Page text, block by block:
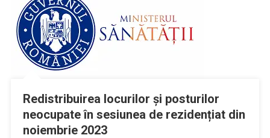
Redistribuirea locurilor și posturilor
neocupate în sesiunea de rezidențiat din
noiembrie 2023